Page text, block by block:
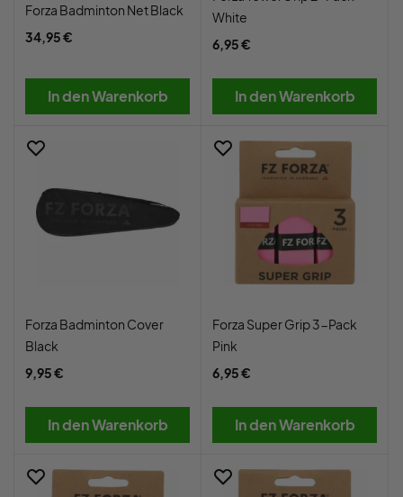
Forza Badminton Net Black
34,95 €
In den Warenkorb
White
6,95 €
In den Warenkorb
Forza Badminton Cover
Black
9,95 €
In den Warenkorb
Forza Super Grip 3-Pack
Pink
6,95 €
In den Warenkorb